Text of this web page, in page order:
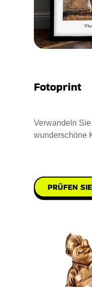
Fotoprint
Verwandeln
wunderschöne
PRÜFEN